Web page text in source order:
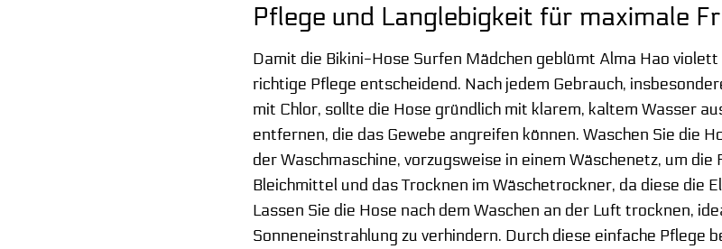
Pflege und Langlebigkeit für maximale
Damit die Bikini-Hose Surfen Mädchen geblümt Alma Hao
richtige Pflege entscheidend. Nach jedem Gebrauch,
mit Chlor, sollte die Hose gründlich mit klarem, kaltem Wasser
entfernen, die das Gewebe angreifen können. Waschen Sie die
der Waschmaschine, vorzugsweise in einem Wäschenetz, um
Bleichmittel und das Trocknen im Wäschetrockner, da diese
Lassen Sie die Hose nach dem Waschen an der Luft trocknen,
Sonneneinstrahlung zu verhindern. Durch diese einfache Pflege